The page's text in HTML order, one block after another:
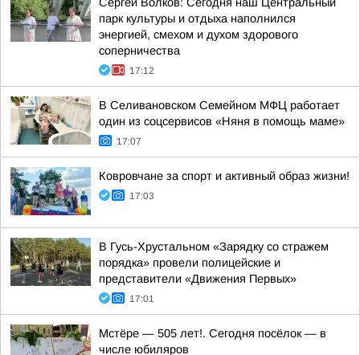
парк культуры и отдыха наполнился
энергией, смехом и духом здорового
соперничества
17:12
В Селивановском Семейном МФЦ работает
один из соцсервисов «Няня в помощь маме»
17:07
Ковровчане за спорт и активный образ жизни!
17:03
В Гусь-Хрустальном «Зарядку со стражем
порядка» провели полицейские и
представители «Движения Первых»
17:01
Мстёре — 505 лет!. Сегодня посёлок — в
числе юбиляров